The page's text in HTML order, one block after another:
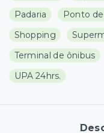
Padaria
Ponto
Shopping
Terminal de ônibus
UPA 24hrs.